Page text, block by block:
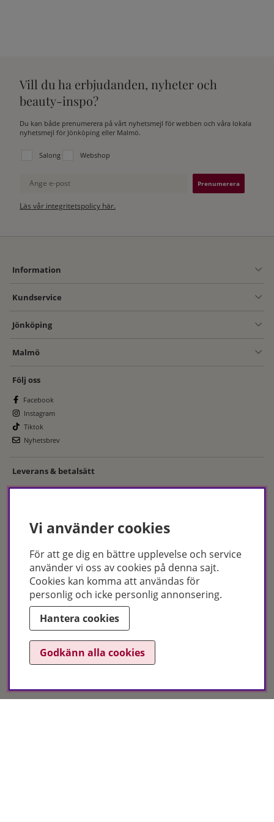
Vill du ha erbjudanden, nyheter och
beauty-inspo?
Du kan både prenumerera på vårt nyhetsmejl för webben och våra lokala
nyhetsmejl för Jönköping eller Malmö.
Välj vilken lista du vill prenumerera på:
Salong Webshop
Ange e-post
Läs vår integritetspolicy här.
Information
Kundservice
Jönköping
Malmö
Följ oss
Facebook
Instagram
Tiktok
Nyhetsbrev
Leverans & betalsätt
Certifikat
Vi använder cookies
För att ge dig en bättre upplevelse och service
använder vi oss av cookies på denna sajt.
Cookies kan komma att användas för
personlig och icke personlig annonsering.
Hantera cookies
Godkänn alla cookies